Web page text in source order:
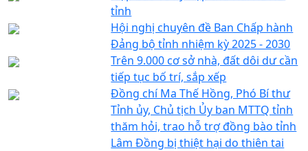
tỉnh
Hội nghị chuyên đề Ban Chấp hành
Đảng bộ tỉnh nhiệm kỳ 2025 - 2030
Trên 9.000 cơ sở nhà, đất dôi dư cần
tiếp tục bố trí, sắp xếp
Đồng chí Ma Thế Hồng, Phó Bí thư
Tỉnh ủy, Chủ tịch Ủy ban MTTQ tỉnh
thăm hỏi, trao hỗ trợ đồng bào tỉnh
Lâm Đồng bị thiệt hại do thiên tai